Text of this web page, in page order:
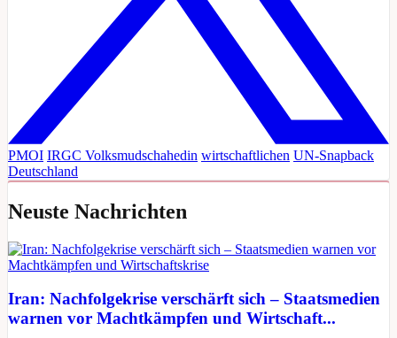
PMOI IRGC Volksmudschahedin wirtschaftlichen UN-Snapback
Deutschland
Neuste Nachrichten
Iran: Nachfolgekrise verschärft sich – Staatsmedien
warnen vor Machtkämpfen und Wirtschaft...